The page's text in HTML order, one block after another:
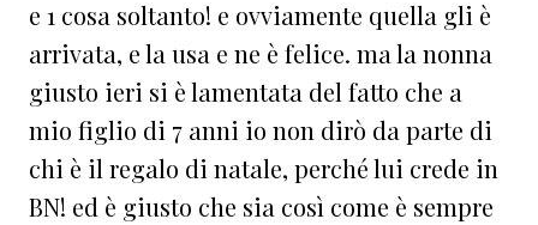
e 1 cosa soltanto! e ovviamente quella gli è
arrivata, e la usa e ne è felice. ma la nonna
giusto ieri si è lamentata del fatto che a
mio figlio di 7 anni io non dirò da parte di
chi è il regalo di natale, perché lui crede in
BN! ed è giusto che sia così come è sempre